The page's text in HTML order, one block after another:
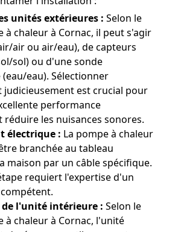
unités extérieures : Selon le
à chaleur à Cornac, il peut s'agir
air ou air/eau), de capteurs
sol) ou d'une sonde
eau). Sélectionner
judicieusement est crucial pour
performance
les nuisances sonores.
électrique : La pompe à chaleur
branchée au tableau
maison par un câble spécifique.
requiert l'expertise d'un
de l'unité intérieure : Selon le
à chaleur à Cornac, l'unité